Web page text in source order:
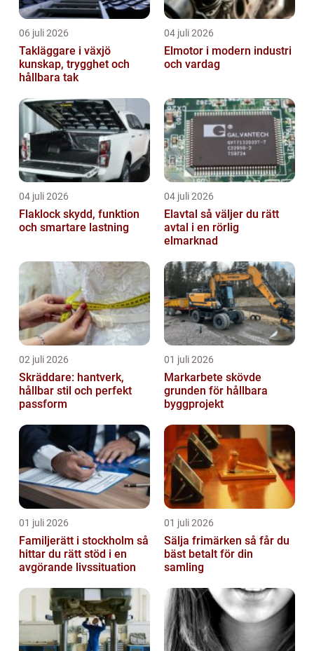
06 juli 2026
Takläggare i växjö
kunskap, trygghet och
hållbara tak
04 juli 2026
Elmotor i modern industri
och vardag
04 juli 2026
Flaklock skydd, funktion
och smartare lastning
04 juli 2026
Elavtal så väljer du rätt
avtal i en rörlig
elmarknad
02 juli 2026
Skräddare: hantverk,
hållbar stil och perfekt
passform
01 juli 2026
Markarbete skövde
grunden för hållbara
byggprojekt
01 juli 2026
Familjerätt i stockholm så
hittar du rätt stöd i en
avgörande livssituation
01 juli 2026
Sälja frimärken så får du
bäst betalt för din
samling